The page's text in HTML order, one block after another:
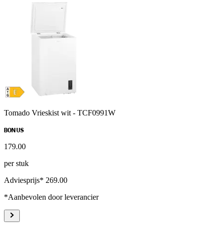
Tomado Vrieskist wit - TCF0991W
BONUS
179.00
per stuk
Adviesprijs* 269.00
*Aanbevolen door leverancier